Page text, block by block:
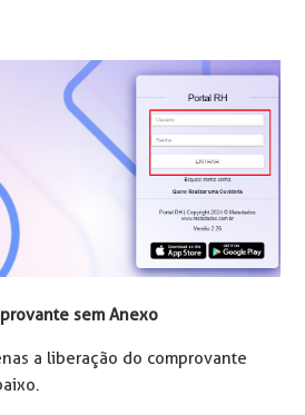
sem Anexo
a liberação do comprovante